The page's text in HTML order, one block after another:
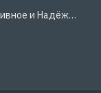
ProgressTyT Насосы для Воды – Эффективное и Надёжное Решение для Дома и Бизнеса